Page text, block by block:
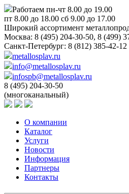
Работаем пн-чт 8.00 до 19.00
пт 8.00 до 18.00 сб 9.00 до 17.00
Широкий ассортимент
Москва: 8 (495) 204-30-50, 8 (499)
Санкт-Петербург: 8 (812) 385-42-12
metallosplav.ru
info@metallosplav.ru
infospb@metallosplav.ru
8 (495) 204-30-50
(многоканальный)
О компании
Каталог
Услуги
Новости
Информация
Партнеры
Контакты